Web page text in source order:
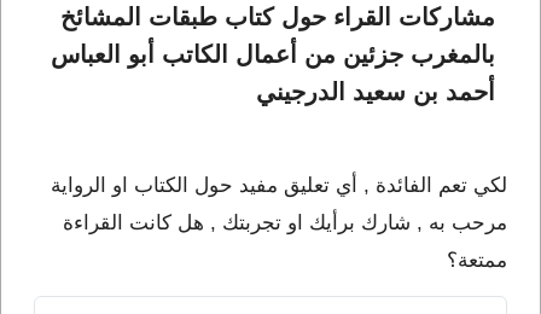
مشاركات القراء حول كتاب طبقات المشائخ
بالمغرب جزئين من أعمال الكاتب أبو العباس
أحمد بن سعيد الدرجيني
لكي تعم الفائدة , أي تعليق مفيد حول الكتاب او الرواية
مرحب به , شارك برأيك او تجربتك , هل كانت القراءة
ممتعة؟